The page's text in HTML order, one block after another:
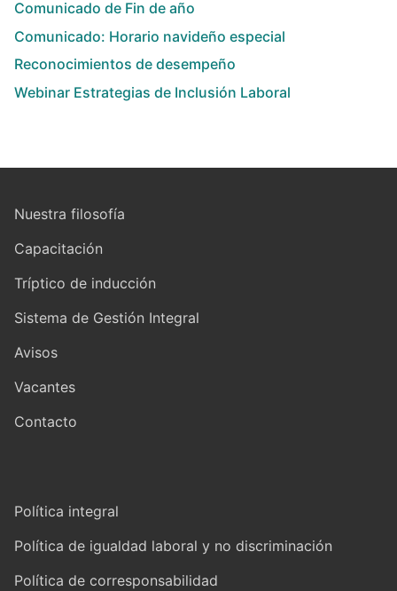
Comunicado de Fin de año
Comunicado: Horario navideño especial
Reconocimientos de desempeño
Webinar Estrategias de Inclusión Laboral
Nuestra filosofía
Capacitación
Tríptico de inducción
Sistema de Gestión Integral
Avisos
Vacantes
Contacto
Política integral
Política de igualdad laboral y no discriminación
Política de corresponsabilidad